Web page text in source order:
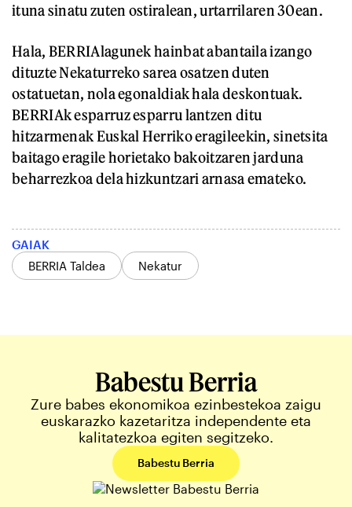
ituna sinatu zuten ostiralean, urtarrilaren 30ean.
Hala, BERRIAlagunek hainbat abantaila izango
dituzte Nekaturreko sarea osatzen duten
ostatuetan, nola egonaldiak hala deskontuak.
BERRIAk esparruz esparru lantzen ditu
hitzarmenak Euskal Herriko eragileekin, sinetsita
baitago eragile horietako bakoitzaren jarduna
beharrezkoa dela hizkuntzari arnasa emateko.
GAIAK
BERRIA Taldea
Nekatur
Babestu Berria
Zure babes ekonomikoa ezinbestekoa zaigu
euskarazko kazetaritza independente eta
kalitatezkoa egiten segitzeko.
Babestu Berria